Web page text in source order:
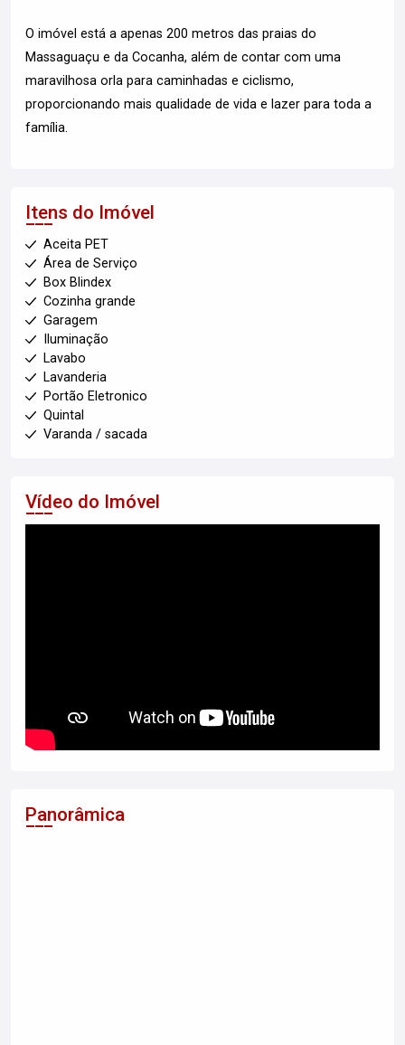
O imóvel está a apenas 200 metros das praias do
Massaguaçu e da Cocanha, além de contar com uma
maravilhosa orla para caminhadas e ciclismo,
proporcionando mais qualidade de vida e lazer para toda a
família.
Itens do Imóvel
Aceita PET
Área de Serviço
Box Blindex
Cozinha grande
Garagem
Iluminação
Lavabo
Lavanderia
Portão Eletronico
Quintal
Varanda / sacada
Vídeo do Imóvel
Panorâmica